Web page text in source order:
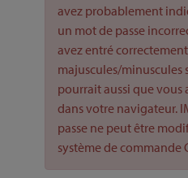
avez probablement
un mot de passe
avez entré
majuscules/minuscules
pourrait aussi que vous
dans votre navigateur.
passe ne peut être
système de commande